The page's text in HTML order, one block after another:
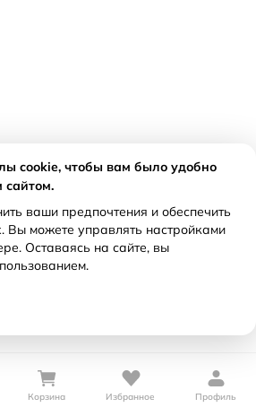
Корзина Избранное Профиль
cookie, чтобы вам было удобно
сайтом.
ваши предпочтения и обеспечить
Вы можете управлять настройками
Оставаясь на сайте, вы